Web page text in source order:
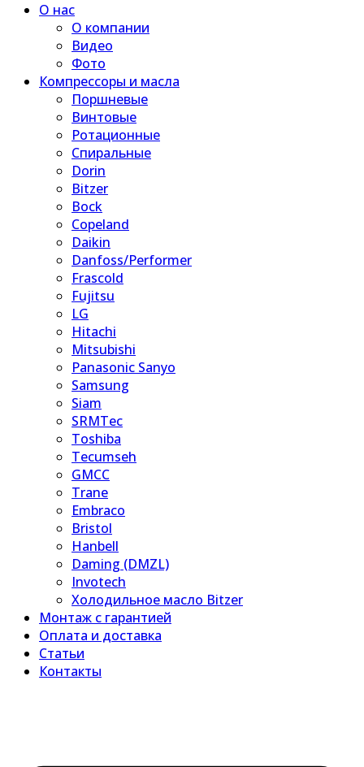
О нас
О компании
Видео
Фото
Компрессоры и масла
Поршневые
Винтовые
Ротационные
Спиральные
Dorin
Bitzer
Bock
Copeland
Daikin
Danfoss/Performer
Frascold
Fujitsu
LG
Hitachi
Mitsubishi
Panasonic Sanyo
Samsung
Siam
SRMTec
Toshiba
Tecumseh
GMCC
Trane
Embraco
Bristol
Hanbell
Daming (DMZL)
Invotech
Холодильное масло Bitzer
Монтаж с гарантией
Оплата и доставка
Статьи
Контакты